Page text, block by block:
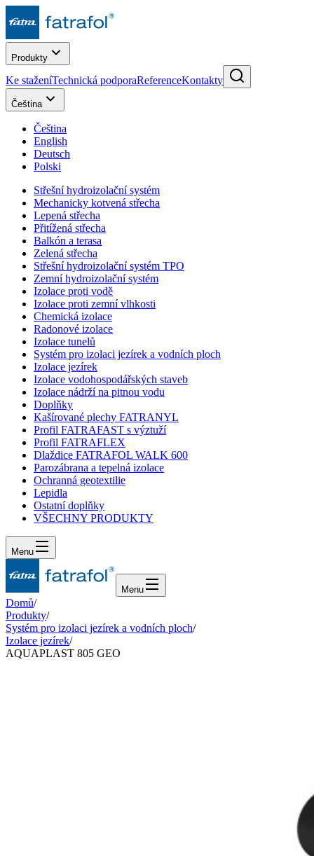
Produkty
Ke staženíTechnická podporaReferenceKontakty
Čeština
Čeština
English
Deutsch
Polski
Střešní hydroizolační systém
Mechanicky kotvená střecha
Lepená střecha
Přitížená střecha
Balkón a terasa
Zelená střecha
Střešní hydroizolační systém TPO
Zemní hydroizolační systém
Izolace proti vodě
Izolace proti zemní vlhkosti
Chemická izolace
Radonové izolace
Izolace tunelů
Systém pro izolaci jezírek a vodních ploch
Izolace jezírek
Izolace vodohospodářských staveb
Izolace nádrží na pitnou vodu
Doplňky
Kašírované plechy FATRANYL
Profil FATRAFAST s výztuží
Profil FATRAFLEX
Dlaždice FATRAFOL WALK 600
Parozábrana a tepelná izolace
Ochranná geotextilie
Lepidla
Ostatní doplňky
VŠECHNY PRODUKTY
Menu
Menu
Domů/
Produkty/
Systém pro izolaci jezírek a vodních ploch/
Izolace jezírek/
AQUAPLAST 805 GEO